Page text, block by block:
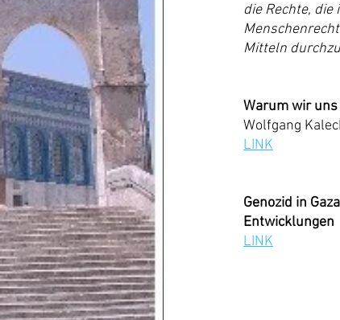
die Rechte,
Mitteln
Warum wir
Wolfgang
LINK
Genozid in
Entwicklungen
LINK